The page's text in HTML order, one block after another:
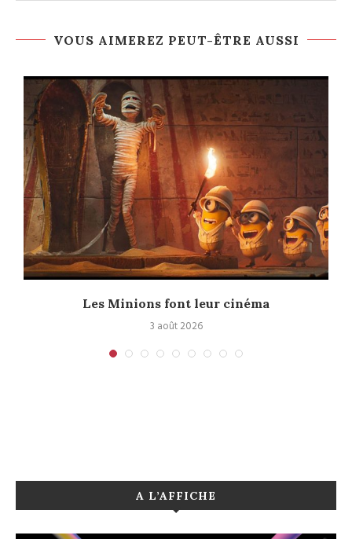
VOUS AIMEREZ PEUT-ÊTRE AUSSI
Les Minions font leur cinéma
3 août 2026
A L’AFFICHE